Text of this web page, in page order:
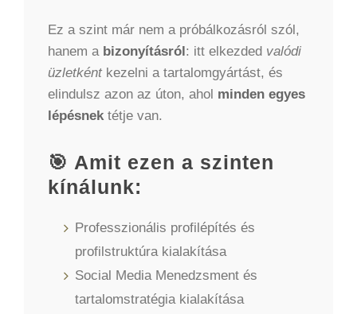
Ez a szint már nem a próbálkozásról szól,
hanem a bizonyításról: itt elkezded valódi
üzletkéntkezelni a tartalomgyártást, és
elindulsz azon az úton, ahol minden egyes
lépésnek tétje van.
🎯 Amit ezen a szinten
kínálunk:
Professzionális profilépítés és
profilstruktúra kialakítása
Social Media Menedzsment és
tartalomstratégia kialakítása